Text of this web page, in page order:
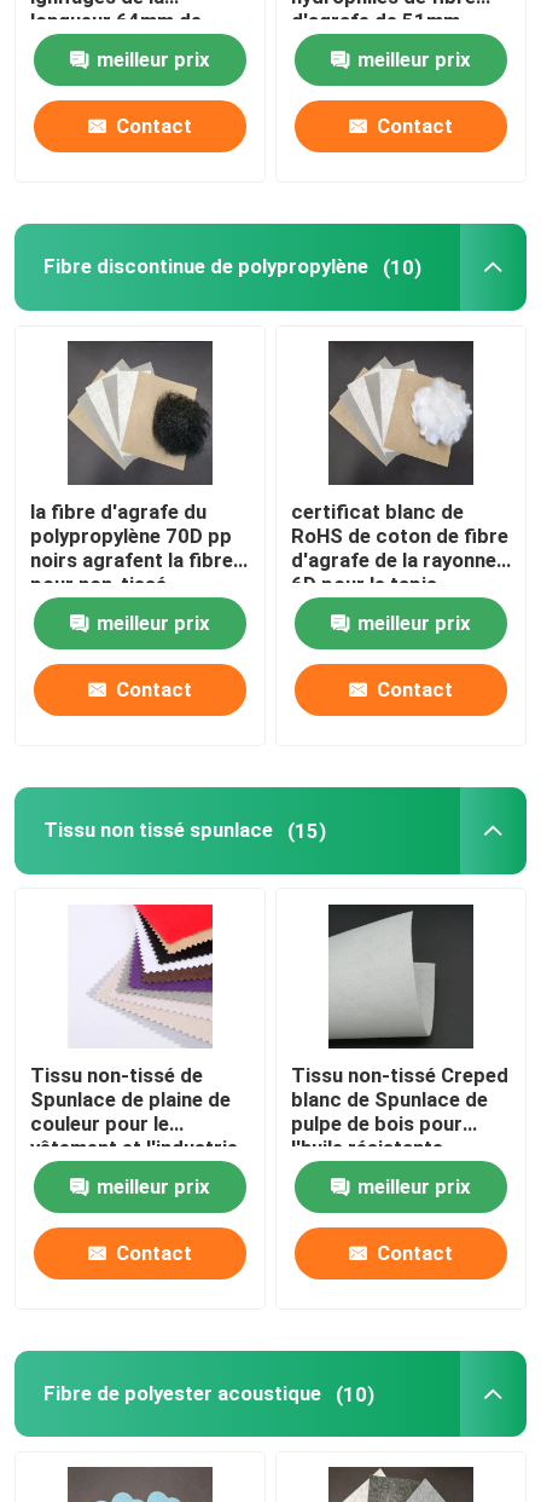
Tissu non tissé spunlace
Fibre de polyester acoustique
Fibre de polyester conjuguée creuse de Siliconized
Fibre discontinue de polyesters conjuguée creuse
Fibre discontinue de polyesters de Vierge
Fibre d'acide polylactique
Fibre à faible point de fusion
Résine homopolymère de polypropylène
Chiffon de nettoyage en microfibre
Chiffon de nettoyage non-tissé
longueur 64mm de
fibre d'agrafe
meilleur prix
Contact
d'agrafe de 51mm
meilleur prix
Contact
Fibre discontinue de polypropylène (10)
la fibre d'agrafe du
polypropylène 70D pp
noirs agrafent la fibre
pour non-tissé
meilleur prix
Contact
certificat blanc de
RoHS de coton de fibre
d'agrafe de la rayonne
6D pour le tapis
meilleur prix
Contact
Tissu non tissé spunlace (15)
Tissu non-tissé de
Spunlace de plaine de
couleur pour le
vêtement et l'industrie
automobile
meilleur prix
Contact
Tissu non-tissé Creped
blanc de Spunlace de
pulpe de bois pour
l'huile résistante
moyenne
meilleur prix
Contact
Fibre de polyester acoustique (10)